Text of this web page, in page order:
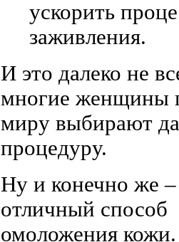
ускорить
заживления.
И это далеко не
многие женщины
миру выбирают
процедуру.
Ну и конечно же –
отличный способ
омоложения